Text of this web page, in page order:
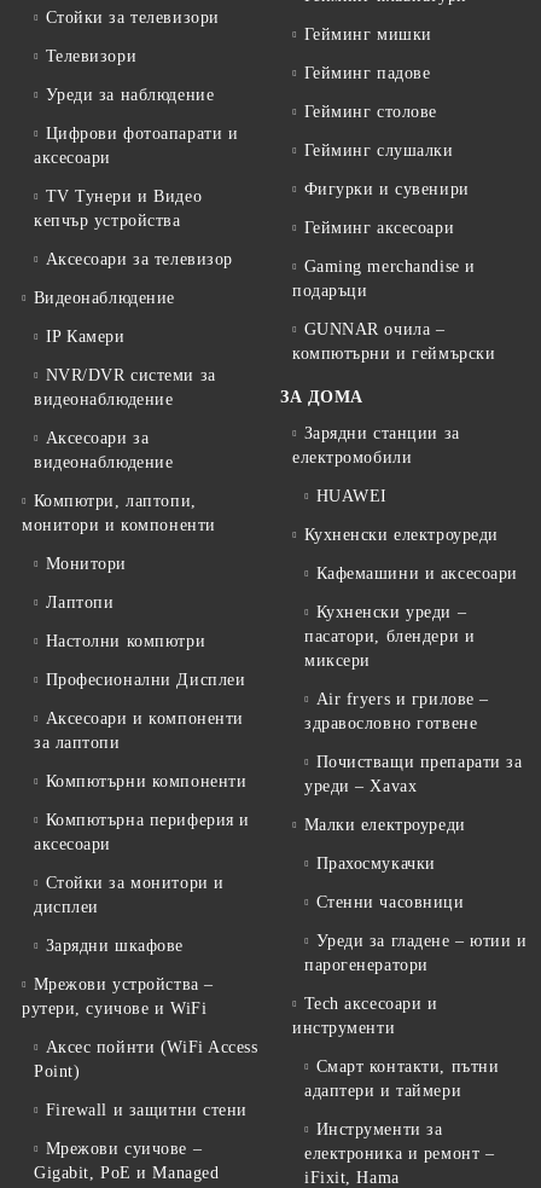
Стойки за телевизори
Телевизори
Уреди за наблюдение
Цифрови фотоапарати и
аксесоари
TV Тунери и Видео
кепчър устройства
Аксесоари за телевизор
Видеонаблюдение
IP Камери
NVR/DVR системи за
видеонаблюдение
Аксесоари за
видеонаблюдение
Компютри, лаптопи,
монитори и компоненти
Монитори
Лаптопи
Настолни компютри
Професионални Дисплеи
Аксесоари и компоненти
за лаптопи
Компютърни компоненти
Компютърна периферия и
аксесоари
Стойки за монитори и
дисплеи
Зарядни шкафове
Мрежови устройства –
рутери, суичове и WiFi
Аксес пойнти (WiFi Access
Point)
Firewall и защитни стени
Мрежови суичове –
Gigabit, PoE и Managed
Гейминг мишки
Гейминг падове
Гейминг столове
Гейминг слушалки
Фигурки и сувенири
Гейминг аксесоари
Gaming merchandise и
подаръци
GUNNAR очила –
компютърни и геймърски
ЗА ДОМА
Зарядни станции за
електромобили
HUAWEI
Кухненски електроуреди
Кафемашини и аксесоари
Кухненски уреди –
пасатори, блендери и
миксери
Air fryers и грилове –
здравословно готвене
Почистващи препарати за
уреди – Xavax
Малки електроуреди
Прахосмукачки
Стенни часовници
Уреди за гладене – ютии и
парогенератори
Tech аксесоари и
инструменти
Смарт контакти, пътни
адаптери и таймери
Инструменти за
електроника и ремонт –
iFixit, Hama